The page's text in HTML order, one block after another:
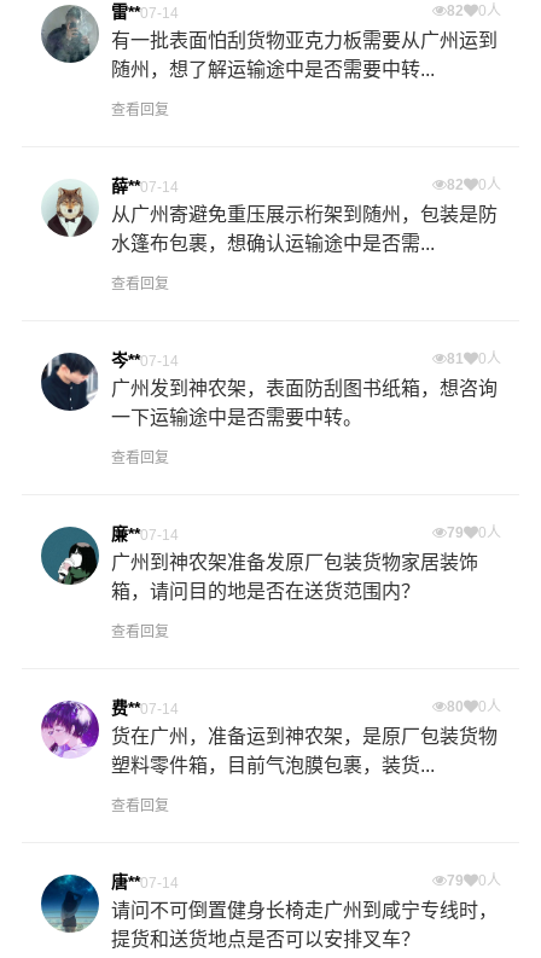
雷**07-14 82 0人
有一批表面怕刮货物亚克力板需要从广州运到
随州，想了解运输途中是否需要中转...
查看回复
薛**07-14 82 0人
从广州寄避免重压展示桁架到随州，包装是防
水篷布包裹，想确认运输途中是否需...
查看回复
岑**07-14 81 0人
广州发到神农架，表面防刮图书纸箱，想咨询
一下运输途中是否需要中转。
查看回复
廉**07-14 79 0人
广州到神农架准备发原厂包装货物家居装饰
箱，请问目的地是否在送货范围内？
查看回复
费**07-14 80 0人
货在广州，准备运到神农架，是原厂包装货物
塑料零件箱，目前气泡膜包裹，装货...
查看回复
唐**07-14 79 0人
请问不可倒置健身长椅走广州到咸宁专线时，
提货和送货地点是否可以安排叉车？